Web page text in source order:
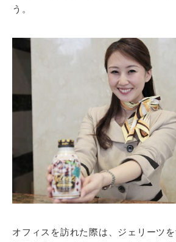
う。
オフィスを訪れた際は、ジェリーツ